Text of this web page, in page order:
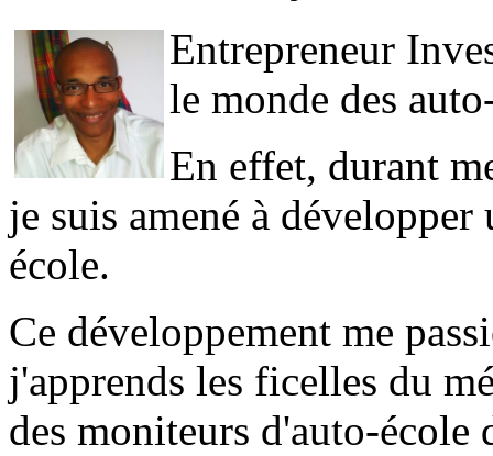
Entrepreneur
le monde des
En effet, durant
je suis amené à
école.
Ce développement me
j'apprends les ficelles du
des moniteurs d'auto-école